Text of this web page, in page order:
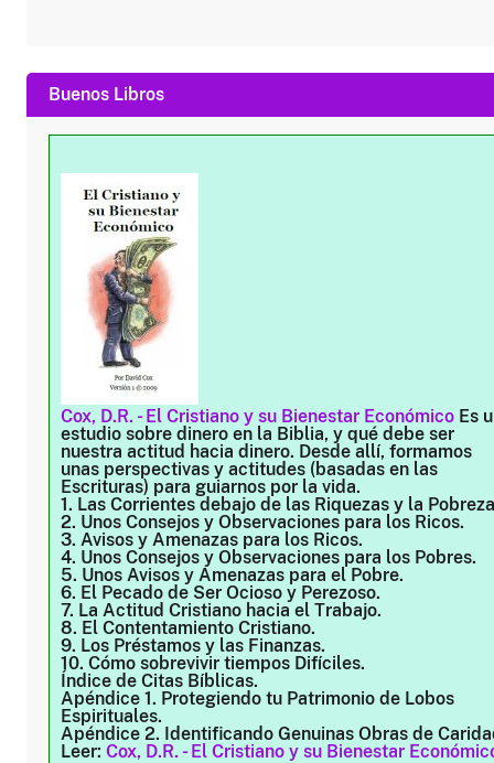
Buenos Libros
Cox, D.R. - El Cristiano y su Bienestar Económico Es
estudio sobre dinero en la Biblia, y qué debe ser
nuestra actitud hacia dinero. Desde allí, formamos
unas perspectivas y actitudes (basadas en las
Escrituras) para guiarnos por la vida.
1. Las Corrientes debajo de las Riquezas y la
2. Unos Consejos y Observaciones para los Ricos.
3. Avisos y Amenazas para los Ricos.
4. Unos Consejos y Observaciones para los Pobres.
5. Unos Avisos y Amenazas para el Pobre.
6. El Pecado de Ser Ocioso y Perezoso.
7. La Actitud Cristiano hacia el Trabajo.
8. El Contentamiento Cristiano.
9. Los Préstamos y las Finanzas.
10. Cómo sobrevivir tiempos Difíciles.
Índice de Citas Bíblicas.
Apéndice 1. Protegiendo tu Patrimonio de Lobos
Espirituales.
Apéndice 2. Identificando Genuinas Obras de
Leer: Cox, D.R. - El Cristiano y su Bienestar